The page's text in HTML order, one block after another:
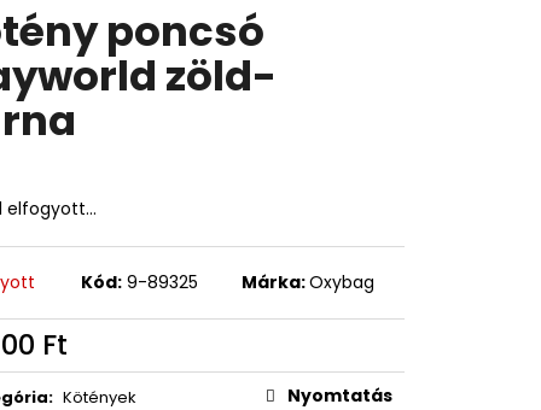
poncsó
zöld-
elfogyott…
Kód: 9-89325 Márka:Oxybag
Ft
: Kötények
Nyomtatás
Következő
ZERO GREY